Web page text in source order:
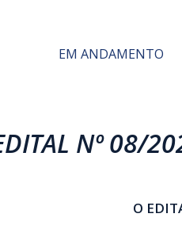
EM ANDAMENTO
Nº 08/
O